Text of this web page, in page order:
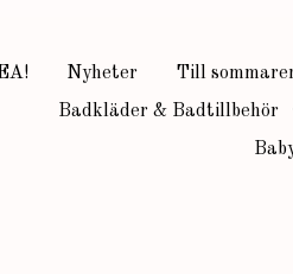
Nyheter Till
Badkläder & Badtillbehör